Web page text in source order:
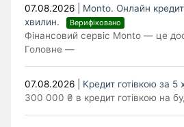
07.08.2026
Monto. Онлайн
хвилин.
Верифіковано
Фінансовий сервіс Monto — це
Головне —
07.08.2026 Кредит готівкою за 5
300 000 ₴ в кредит готівкою на